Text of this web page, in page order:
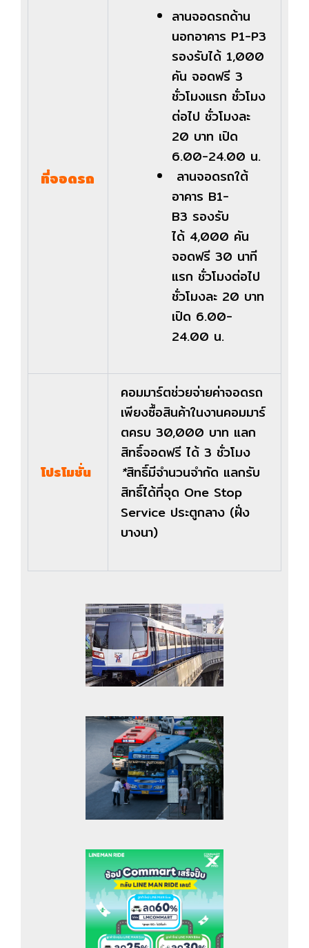
ที่จอดรถ
ลานจอดรถด้าน
นอกอาคาร P1-P3
รองรับได้ 1,000
คัน จอดฟรี 3
ชั่วโมงแรก ชั่วโมง
ต่อไป ชั่วโมงละ
20 บาท เปิด
6.00-24.00 น.
ลานจอดรถใต้
อาคาร B1-
B3 รองรับ
ได้ 4,000 คัน
จอดฟรี 30 นาที
แรก ชั่วโมงต่อไป
ชั่วโมงละ 20 บาท
เปิด 6.00-
24.00 น.
โปรโมชั่น
คอมมาร์ตช่วยจ่ายค่าจอดรถ
เพียงซื้อสินค้าในงานคอมมาร์
ตครบ 30,000 บาท แลก
สิทธิ์จอดฟรี ได้ 3 ชั่วโมง
*สิทธิ์มีจำนวนจำกัด แลกรับ
สิทธิ์ได้ที่จุด One Stop
Service ประตูกลาง (ฝั่ง
บางนา)